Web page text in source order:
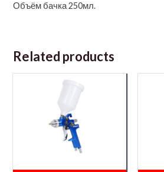
Объём бачка 250мл.
Related products